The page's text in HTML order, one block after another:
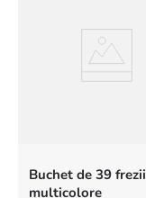
Buchet de 39 frezii
multicolore